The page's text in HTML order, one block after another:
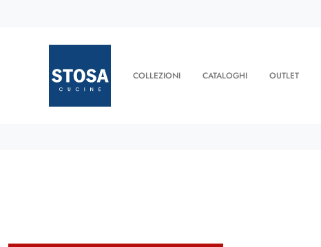
COLLEZIONI CATALOGHI OUTLET